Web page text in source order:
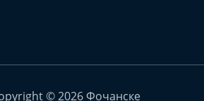
© 2026 Фочанске